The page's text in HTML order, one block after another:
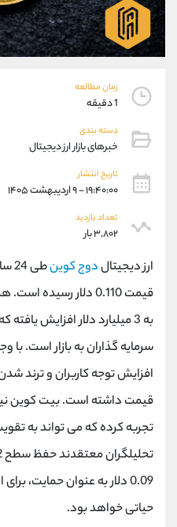
زمان مطالعه
1 دقیقه
دسته بندی
خبرهای بازار ارز دیجیتال
تاریخ انتشار
۱۹:۴۰:۰۰ - ۹ اردیبهشت ۱۴۰۵
تعداد بازدید
۳,۸۰۲ بار
ارز دیجیتالدوج کوین
قیمت 0.110 دلار
به 3 میلیارد دلار افزایش
سرمایه گذاران به بازار است.
افزایش توجه کاربران و ترند
قیمت داشته است. بیت کوین
تجربه کرده که می تواند به
0.09 دلار به عنوان حمایت،
حیاتی خواهد بود.
واتساپ
تلگرام
پشتیبان فروش
موبایل
واتساپ
تلگرام
داخلی
اطلاعات تماس
تلفن
بدون پیش شماره
اینستاگرام
کانال تلگرام